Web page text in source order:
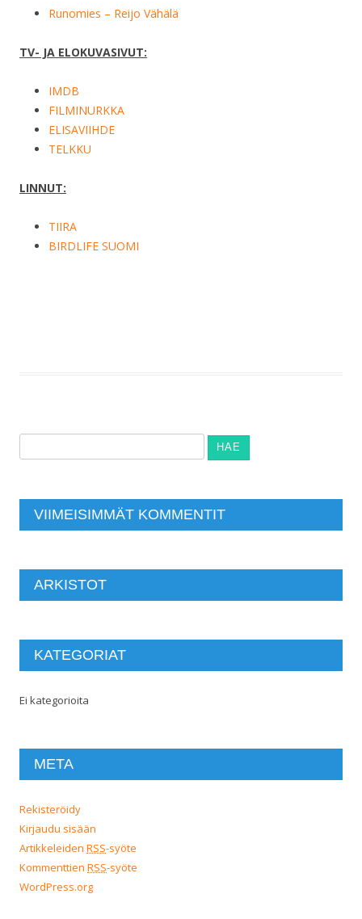
Runomies – Reijo Vähälä
TV- JA ELOKUVASIVUT:
IMDB
FILMINURKKA
ELISAVIIHDE
TELKKU
LINNUT:
TIIRA
BIRDLIFE SUOMI
VIIMEISIMMÄT KOMMENTIT
ARKISTOT
KATEGORIAT
Ei kategorioita
META
Rekisteröidy
Kirjaudu sisään
Artikkeleiden RSS-syöte
Kommenttien RSS-syöte
WordPress.org